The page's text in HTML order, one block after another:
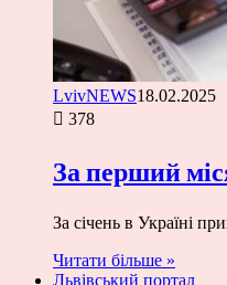
LvivNEWS18.02.2025
378
За перший
За січень в Україні
Читати більше »
Львівський портал